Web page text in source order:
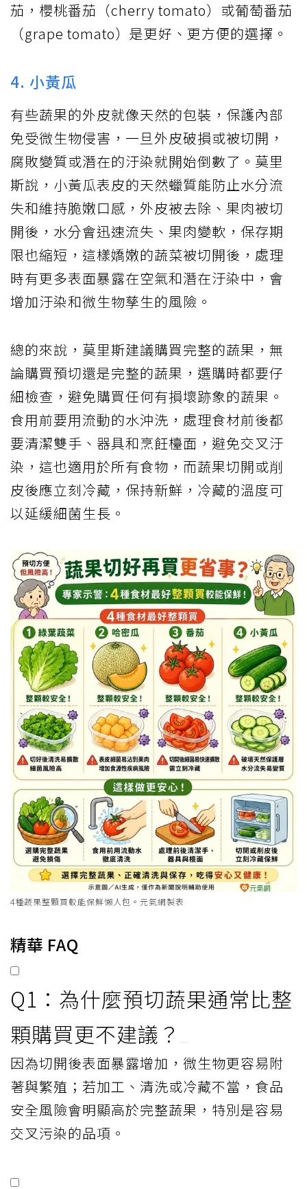
茄，櫻桃番茄（cherry tomato）或葡萄番茄
（grape tomato）是更好、更方便的選擇。
4. 小黃瓜
有些蔬果的外皮就像天然的包裝，保護內部
免受微生物侵害，一旦外皮破損或被切開，
腐敗變質或潛在的汙染就開始倒數了。莫里
斯說，小黃瓜表皮的天然蠟質能防止水分流
失和維持脆嫩口感，外皮被去除、果肉被切
開後，水分會迅速流失、果肉變軟，保存期
限也縮短，這樣嬌嫩的蔬菜被切開後，處理
時有更多表面暴露在空氣和潛在汙染中，會
增加汙染和微生物孳生的風險。
總的來說，莫里斯建議購買完整的蔬果，無
論購買預切還是完整的蔬果，選購時都要仔
細檢查，避免購買任何有損壞跡象的蔬果。
食用前要用流動的水沖洗，處理食材前後都
要清潔雙手、器具和烹飪檯面，避免交叉汙
染，這也適用於所有食物，而蔬果切開或削
皮後應立刻冷藏，保持新鮮，冷藏的溫度可
以延緩細菌生長。
4種蔬果整顆買較能保鮮懶人包。元氣網製表
精華 FAQ
Q1：為什麼預切蔬果通常比整
顆購買更不建議？
因為切開後表面暴露增加，微生物更容易附
著與繁殖；若加工、清洗或冷藏不當，食品
安全風險會明顯高於完整蔬果，特別是容易
交叉污染的品項。